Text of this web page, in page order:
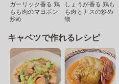
ガーリック香る 鶏
もも肉のマヨポン
炒め
しょうが香る 鶏も
も肉とナスの炒め
物
キャベツで作れるレシピ